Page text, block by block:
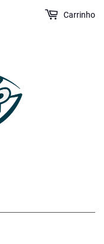
Carrinho